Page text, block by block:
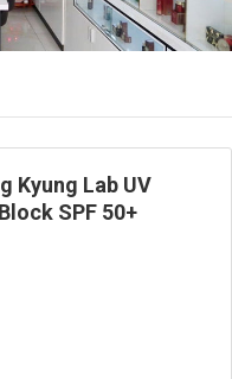
Kyung Lab UV
SPF 50+